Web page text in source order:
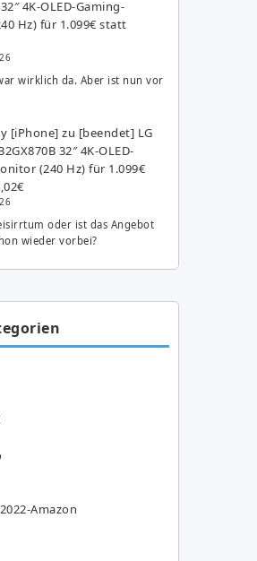
4K-OLED-Gaming-
Hz) für 1.099€ statt
wirklich da. Aber ist nun vor
[iPhone] zu [beendet] LG
32″ 4K-OLED-
(240 Hz) für 1.099€
oder ist das Angebot
wieder vorbei?
Amazon